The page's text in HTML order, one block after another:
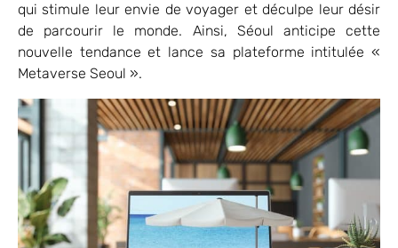
qui stimule leur envie de voyager et déculpe leur désir
de parcourir le monde. Ainsi, Séoul anticipe cette
nouvelle tendance et lance sa plateforme intitulée «
Metaverse Seoul ».